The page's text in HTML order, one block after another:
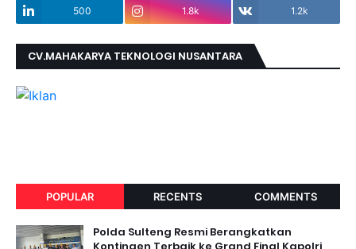
500 1.8k 1.2k
CV.MAHAKARYA TEKNOLOGI NUSANTARA
POPULAR RECENTS COMMENTS
Polda Sulteng Resmi Berangkatkan